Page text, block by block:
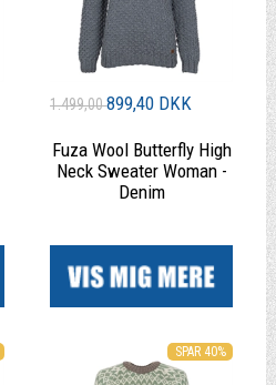
1.499,00899,40 DKK
Fuza Wool Butterfly High
Neck Sweater Woman -
Denim
SPAR 40%